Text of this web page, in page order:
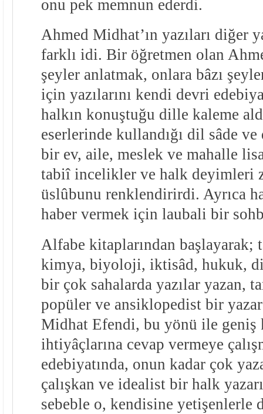
onu pek memnun ederdi.
Ahmed Midhat’ın yazıları diğer
farklı idi. Bir öğretmen olan
şeyler anlatmak, onlara bâzı
için yazılarını kendi devri
halkın konuştuğu dille kaleme
eserlerinde kullandığı dil sâde
bir ev, aile, meslek ve mahalle
tabiî incelikler ve halk deyimleri
üslûbunu renklendirirdi. Ayrıca
haber vermek için laubali bir
Alfabe kitaplarından başlayarak;
kimya, biyoloji, iktisâd, hukuk,
bir çok sahalarda yazılar yazan,
popüler ve ansiklopedist bir
Midhat Efendi, bu yönü ile
ihtiyâçlarına cevap vermeye
edebiyatında, onun kadar çok
çalışkan ve idealist bir halk
sebeble o, kendisine yetişenlerle